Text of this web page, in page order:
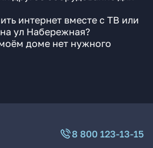
интернет вместе с ТВ или
ул Набережная?
доме нет нужного
8 800 123-13-15